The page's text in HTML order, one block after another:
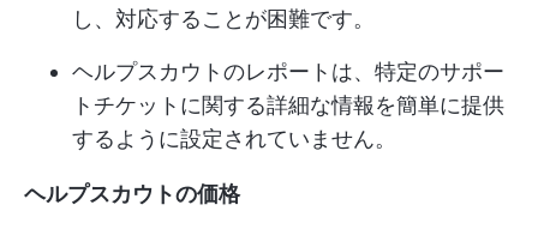
し、対応することが困難です。
ヘルプスカウトのレポートは、特定のサポー
トチケットに関する詳細な情報を簡単に提供
するように設定されていません。
ヘルプスカウトの価格